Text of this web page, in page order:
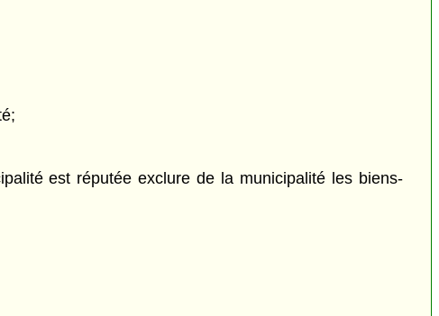
est réputée exclure de la municipalité les biens-